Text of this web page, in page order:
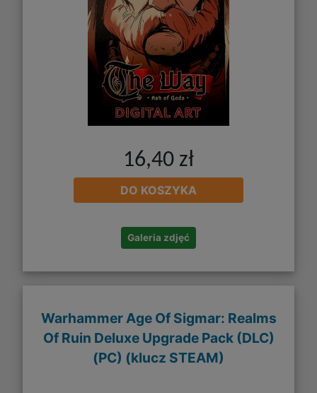
16,40 zł
DO KOSZYKA
Galeria zdjęć
Warhammer Age Of Sigmar: Realms
Of Ruin Deluxe Upgrade Pack (DLC)
(PC) (klucz STEAM)